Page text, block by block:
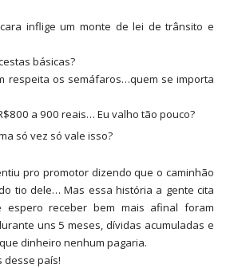
inflige um monte de lei de trânsito e
básicas?
respeita os semáfaros…quem se importa
a 900 reais… Eu valho tão pouco?
só vez só vale isso?
pro promotor dizendo que o caminhão
tio dele… Mas essa história a gente cita
espero receber bem mais afinal foram
uns 5 meses, dívidas acumuladas e
dinheiro nenhum pagaria.
desse país!